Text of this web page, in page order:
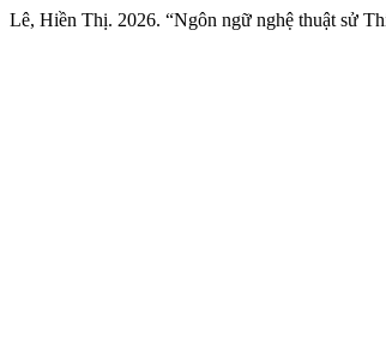
Lê, Hiền Thị. 2026. “Ngôn ngữ nghệ thuật sử